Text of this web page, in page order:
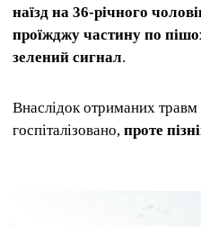
наїзд на 36-річного
проїжджу частину по
зелений сигнал.
Внаслідок отриманих травм
госпіталізовано, проте